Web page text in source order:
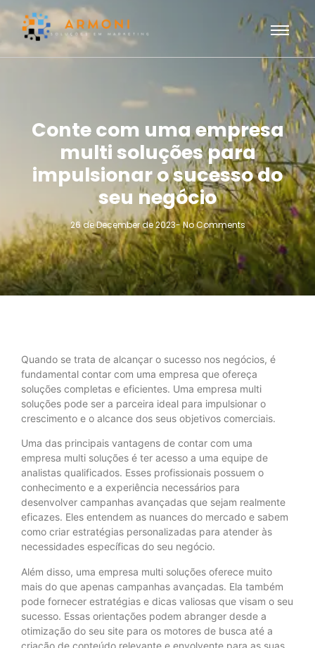
Conte com uma empresa
multi soluções para
impulsionar o sucesso do
seu negócio
26 de December de 2023-No Comments
Quando se trata de alcançar o sucesso nos negócios, é
fundamental contar com uma empresa que ofereça
soluções completas e eficientes. Uma empresa multi
soluções pode ser a parceira ideal para impulsionar o
crescimento e o alcance dos seus objetivos comerciais.
Uma das principais vantagens de contar com uma
empresa multi soluções é ter acesso a uma equipe de
analistas qualificados. Esses profissionais possuem o
conhecimento e a experiência necessários para
desenvolver campanhas avançadas que sejam realmente
eficazes. Eles entendem as nuances do mercado e sabem
como criar estratégias personalizadas para atender às
necessidades específicas do seu negócio.
Além disso, uma empresa multi soluções oferece muito
mais do que apenas campanhas avançadas. Ela também
pode fornecer estratégias e dicas valiosas que visam o seu
sucesso. Essas orientações podem abranger desde a
otimização do seu site para os motores de busca até a
criação de conteúdo relevante e envolvente para as suas